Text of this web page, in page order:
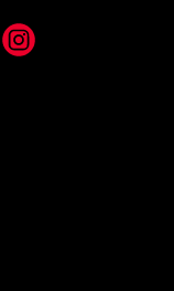
Instagram